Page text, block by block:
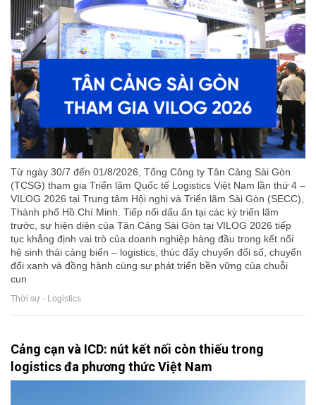
Từ ngày 30/7 đến 01/8/2026, Tổng Công ty Tân Cảng Sài Gòn
(TCSG) tham gia Triển lãm Quốc tế Logistics Việt Nam lần thứ 4 –
VILOG 2026 tại Trung tâm Hội nghị và Triển lãm Sài Gòn (SECC),
Thành phố Hồ Chí Minh. Tiếp nối dấu ấn tại các kỳ triển lãm
trước, sự hiện diện của Tân Cảng Sài Gòn tại VILOG 2026 tiếp
tục khẳng định vai trò của doanh nghiệp hàng đầu trong kết nối
hệ sinh thái cảng biển – logistics, thúc đẩy chuyển đổi số, chuyển
đổi xanh và đồng hành cùng sự phát triển bền vững của chuỗi
cun
Thời sự - Logistics
Cảng cạn và ICD: nút kết nối còn thiếu trong
logistics đa phương thức Việt Nam